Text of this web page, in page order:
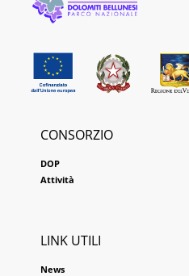
CONSORZIO
DOP
Attività
LINK UTILI
News